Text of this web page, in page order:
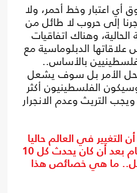
أي اعتبار وخط أحمر، ولا
إلى حروب لا طائل من
وهناك اتفاقيات
الدبلوماسية مع
بالأساس..
يحل الأمر بل سوف يشعل
الفلسطينيون أكثر
التريث وعدم الانجرار
التغيير في العالم حاليا
أصبح يحدث كل عام بعد أن كان يحدث كل 10
ما هي خصائص هذا